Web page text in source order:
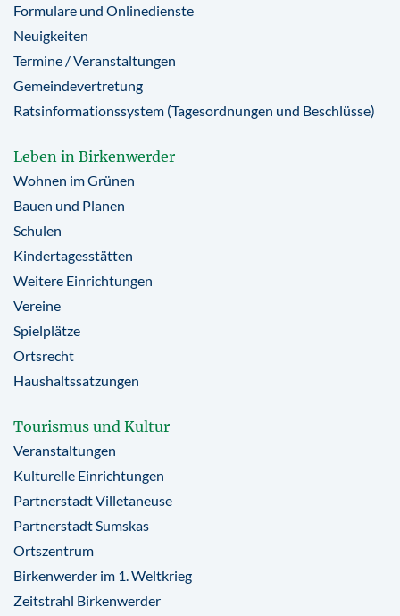
Formulare und Onlinedienste
Neuigkeiten
Termine / Veranstaltungen
Gemeindevertretung
Ratsinformationssystem (Tagesordnungen und Beschlüsse)
Leben in Birkenwerder
Wohnen im Grünen
Bauen und Planen
Schulen
Kindertagesstätten
Weitere Einrichtungen
Vereine
Spielplätze
Ortsrecht
Haushaltssatzungen
Tourismus und Kultur
Veranstaltungen
Kulturelle Einrichtungen
Partnerstadt Villetaneuse
Partnerstadt Sumskas
Ortszentrum
Birkenwerder im 1. Weltkrieg
Zeitstrahl Birkenwerder